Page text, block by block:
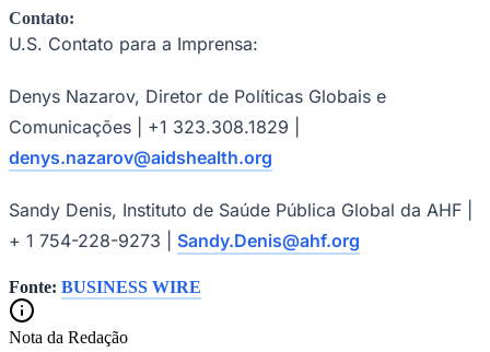
Santos
Contato:
U.S. Contato para a Imprensa:
Denys Nazarov, Diretor de Políticas Globais e
Comunicações | +1 323.308.1829 |
denys.nazarov@aidshealth.org
Sandy Denis, Instituto de Saúde Pública Global da AHF |
+ 1 754-228-9273 | Sandy.Denis@ahf.org
Fonte: BUSINESS WIRE
Nota da Redação